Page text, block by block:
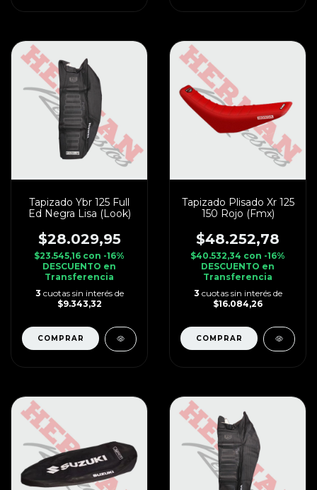
Tapizado Ybr 125 Full
Ed Negra Lisa (Look)
$28.029,95
$23.545,16 con -16%
DESCUENTO en
Transferencia
3 cuotas sin interés de
$9.343,32
Tapizado Plisado Xr 125
150 Rojo (Fmx)
$48.252,78
$40.532,34 con -16%
DESCUENTO en
Transferencia
3 cuotas sin interés de
$16.084,26